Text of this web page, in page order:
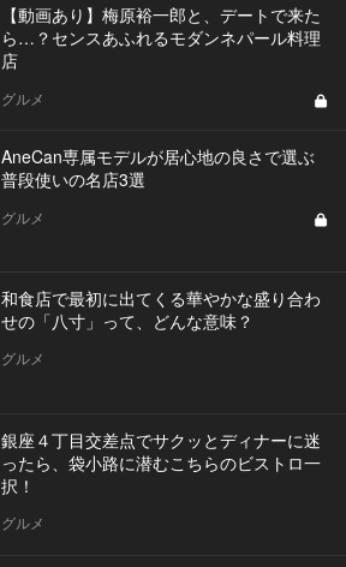
【動画あり】梅原裕一郎と、デートで来た
ら…？センスあふれるモダンネパール料理
店
グルメ
AneCan専属モデルが居心地の良さで選ぶ
普段使いの名店3選
グルメ
和食店で最初に出てくる華やかな盛り合わ
せの「八寸」って、どんな意味？
グルメ
銀座４丁目交差点でサクッとディナーに迷
ったら、袋小路に潜むこちらのビストロ一
択！
グルメ